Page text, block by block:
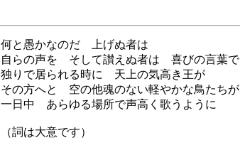
何と愚かなのだ 上げぬ者は
自らの声を そして讃えぬ者は 喜びの言葉で
独りで居られる時に 天上の気高き王が
その方へと 空の他魂のない軽やかな鳥たちが
一日中 あらゆる場所で声高く歌うように
（詞は大意です）